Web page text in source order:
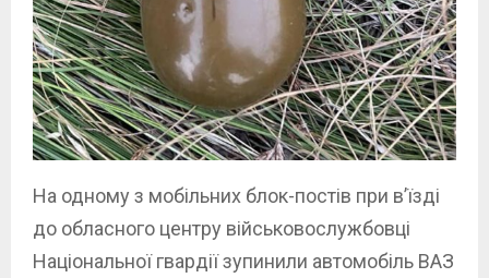
На одному з мобільних блок-постів при в’їзді
до обласного центру військовослужбовці
Національної гвардії зупинили автомобіль ВАЗ